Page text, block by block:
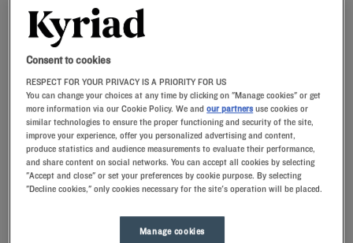
ENCONTRAR UN HOTEL
Añadir un código especial
Enamórese de la magnífica ciudad, de sus gentes y de su Fiesta de las
Luces gracias a la perfecta ubicación de los Hoteles Kyriad en Le
Blanc-Mesnil
Permítase un capricho y pruebe nuestros hoteles Kyriad en Le
Consent to cookies
RESPECT FOR YOUR PRIVACY IS A PRIORITY FOR US
You can change your choices at any time by clicking on "Manage cookies" or get
more information via our Cookie Policy. We andour partners use cookies or
similar technologies to ensure the proper functioning and security of the site,
improve your experience, offer you personalized advertising and content,
produce statistics and audience measurements to evaluate their performance,
and share content on social networks. You can accept all cookies by selecting
"Accept and close" or set your preferences by cookie purpose. By selecting
"Decline cookies," only cookies necessary for the site's operation will be placed.
Manage cookies